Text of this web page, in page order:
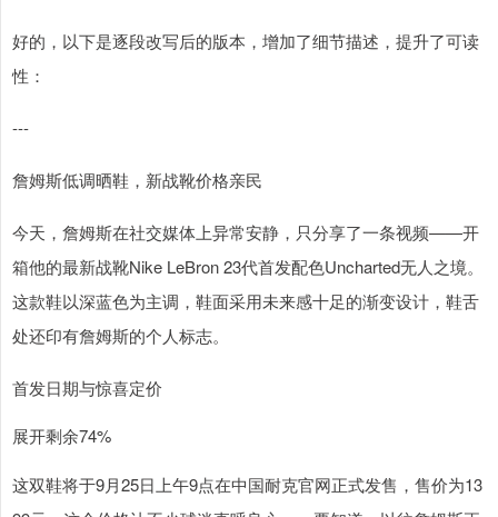
好的，以下是逐段改写后的版本，增加了细节描述，提升了可读
性：
---
詹姆斯低调晒鞋，新战靴价格亲民
今天，詹姆斯在社交媒体上异常安静，只分享了一条视频——开
箱他的最新战靴Nike LeBron 23代首发配色Uncharted无人之境。
这款鞋以深蓝色为主调，鞋面采用未来感十足的渐变设计，鞋舌
处还印有詹姆斯的个人标志。
首发日期与惊喜定价
展开剩余74%
这双鞋将于9月25日上午9点在中国耐克官网正式发售，售价为13